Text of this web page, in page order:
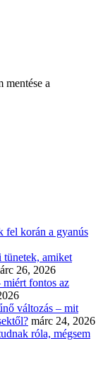
mentése a
fel korán a gyanús
tünetek, amiket
26, 2026
miért fontos az
változás – mit
márc 24, 2026
róla, mégsem